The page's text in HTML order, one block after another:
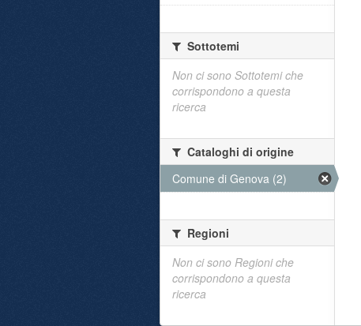
Sottotemi
Non ci sono Sottotemi che
corrispondono a questa
ricerca
Cataloghi di origine
Comune di Genova (2)
Regioni
Non ci sono Regioni che
corrispondono a questa
ricerca